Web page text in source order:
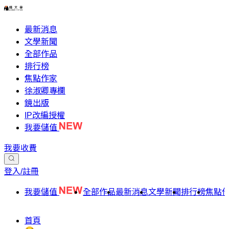
最新消息
文學新聞
全部作品
排行榜
焦點作家
徐淑卿專欄
鏡出版
IP改編授權
我要儲值
我要收費
登入/註冊
我要儲值 全部作品最新消息文學新聞排行榜焦點
首頁